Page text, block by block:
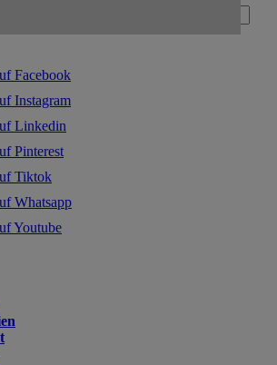
Facebook
Instagram
Linkedin
Pinterest
Tiktok
Whatsapp
Youtube